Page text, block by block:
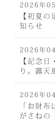
2026年
【初夏
知らせ
2026年
【記念
り。露
2026年
「お財
がさねの